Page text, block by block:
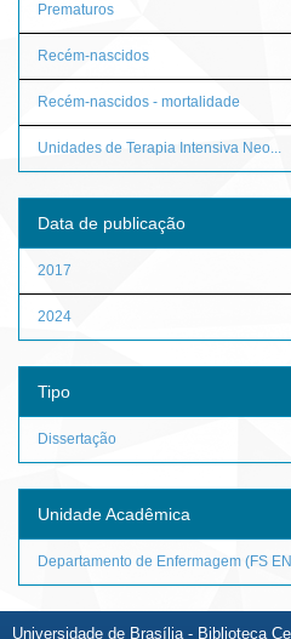
Prematuros
Recém-nascidos
Recém-nascidos - mortalidade
Unidades de Terapia Intensiva Neo...
Data de publicação
2017
2024
Tipo
Dissertação
Unidade Acadêmica
Departamento de Enfermagem (FS
Universidade de Brasília - Biblioteca